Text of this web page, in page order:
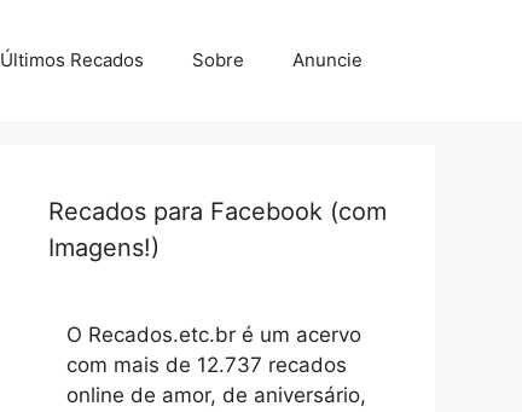
Últimos Recados Sobre Anuncie
Recados para Facebook (com
Imagens!)
O Recados.etc.br é um acervo
com mais de 12.737 recados
online de amor, de aniversário,